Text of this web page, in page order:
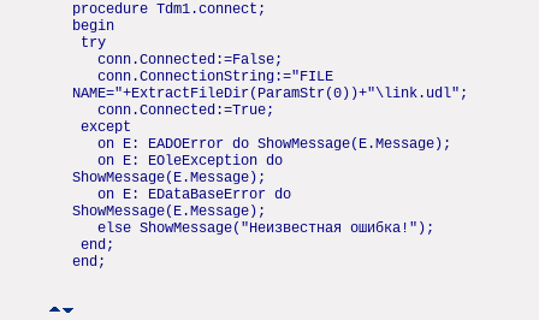
procedure Tdm1.connect;
begin
try
conn.Connected:=False;
conn.ConnectionString:="FILE
NAME="+ExtractFileDir(ParamStr(0))+"\link.udl";
conn.Connected:=True;
except
on E: EADOError do ShowMessage(E.Message);
on E: EOleException do
ShowMessage(E.Message);
on E: EDataBaseError do
ShowMessage(E.Message);
else ShowMessage("Неизвестная ошибка!");
end;
end;